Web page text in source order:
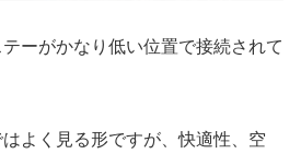
ーがかなり低い位置で接続されて
よく見る形ですが、快適性、空